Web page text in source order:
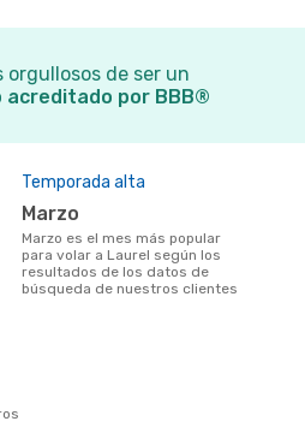
orgullosos de ser un
acreditado por BBB®
Temporada alta
marzo
marzo es el mes más popular
para volar a Laurel según los
resultados de los datos de
búsqueda de nuestros clientes